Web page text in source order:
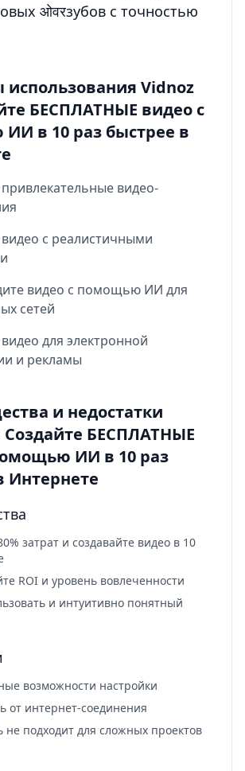
ओवरзубов с точностью
использования Vidnoz
БЕСПЛАТНЫЕ видео с
в 10 раз быстрее в
видео-
с реалистичными
видео с помощью ИИ для
сетей
для электронной
и рекламы
и недостатки
Создайте БЕСПЛАТНЫЕ
ИИ в 10 раз
Интернете
затрат и создавайте видео в 10
ROI и уровень вовлеченности
и интуитивно понятный
возможности настройки
от интернет-соединения
подходит для сложных проектов